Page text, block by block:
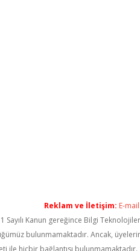
Reklam ve İletişim: E-mail:
Sayılı Kanun gereğince Bilgi
bulunmamaktadır. Ancak,
ile hiçbir bağlantısı